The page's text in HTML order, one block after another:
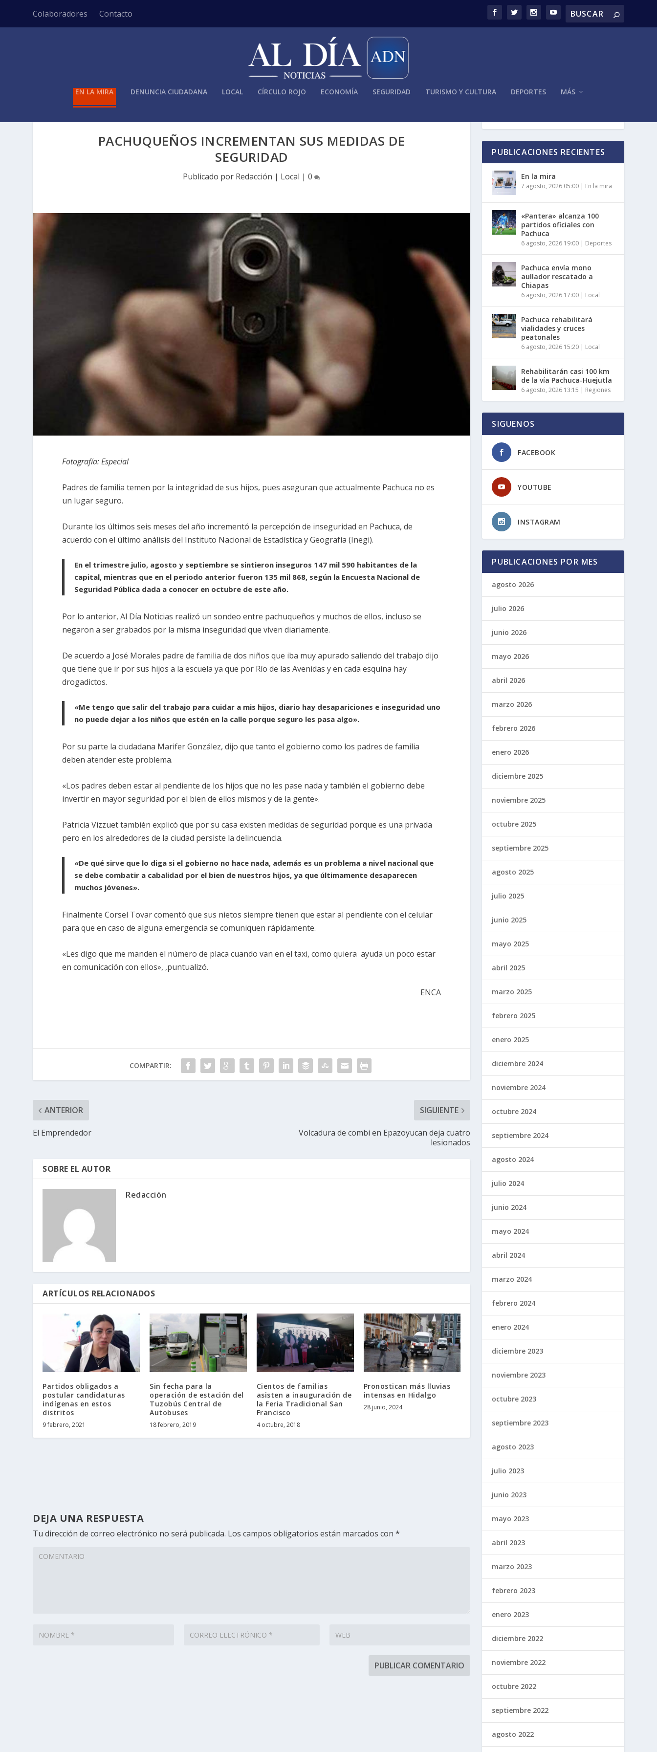
Colaboradores Contacto
EN LA MIRA DENUNCIA CIUDADANA LOCAL CÍRCULO ROJO ECONOMÍA SEGURIDAD TURISMO Y CULTURA DEPORTES MÁS
PACHUQUEÑOS INCREMENTAN SUS MEDIDAS DE
SEGURIDAD
Publicado por Redacción | Local |0
Fotografía: Especial
Padres de familia temen por la integridad de sus hijos, pues aseguran que actualmente Pachuca no es
un lugar seguro.
Durante los últimos seis meses del año incrementó la percepción de inseguridad en Pachuca, de
acuerdo con el último análisis del Instituto Nacional de Estadística y Geografía (Inegi).
En el trimestre julio, agosto y septiembre se sintieron inseguros 147 mil 590 habitantes de la
capital, mientras que en el periodo anterior fueron 135 mil 868, según la Encuesta Nacional de
Seguridad Pública dada a conocer en octubre de este año.
Por lo anterior, Al Día Noticias realizó un sondeo entre pachuqueños y muchos de ellos, incluso se
negaron a ser grabados por la misma inseguridad que viven diariamente.
De acuerdo a José Morales padre de familia de dos niños que iba muy apurado saliendo del trabajo dijo
que tiene que ir por sus hijos a la escuela ya que por Río de las Avenidas y en cada esquina hay
drogadictos.
«Me tengo que salir del trabajo para cuidar a mis hijos, diario hay desapariciones e inseguridad uno
no puede dejar a los niños que estén en la calle porque seguro les pasa algo».
Por su parte la ciudadana Marifer González, dijo que tanto el gobierno como los padres de familia
deben atender este problema.
«Los padres deben estar al pendiente de los hijos que no les pase nada y también el gobierno debe
invertir en mayor seguridad por el bien de ellos mismos y de la gente».
Patricia Vizzuet también explicó que por su casa existen medidas de seguridad porque es una privada
pero en los alrededores de la ciudad persiste la delincuencia.
«De qué sirve que lo diga si el gobierno no hace nada, además es un problema a nivel nacional que
se debe combatir a cabalidad por el bien de nuestros hijos, ya que últimamente desaparecen
muchos jóvenes».
Finalmente Corsel Tovar comentó que sus nietos siempre tienen que estar al pendiente con el celular
para que en caso de alguna emergencia se comuniquen rápidamente.
«Les digo que me manden el número de placa cuando van en el taxi, como quiera ayuda un poco estar
en comunicación con ellos», ,puntualizó.
ENCA
COMPARTIR:
ANTERIOR
El Emprendedor
SIGUIENTE
Volcadura de combi en Epazoyucan deja cuatro
lesionados
SOBRE EL AUTOR
Redacción
ARTÍCULOS RELACIONADOS
Partidos obligados a
postular candidaturas
indígenas en estos
distritos
9 febrero, 2021
Sin fecha para la
operación de estación del
Tuzobús Central de
Autobuses
18 febrero, 2019
Cientos de familias
asisten a inauguración de
la Feria Tradicional San
Francisco
4 octubre, 2018
Pronostican más lluvias
intensas en Hidalgo
28 junio, 2024
DEJA UNA RESPUESTA
Tu dirección de correo electrónico no será publicada. Los campos obligatorios están marcados con*
PUBLICACIONES RECIENTES
En la mira
7 agosto, 2026 05:00 | En la mira
«Pantera» alcanza 100
partidos oficiales con
Pachuca
6 agosto, 2026 19:00 | Deportes
Pachuca envía mono
aullador rescatado a
Chiapas
6 agosto, 2026 17:00 | Local
Pachuca rehabilitará
vialidades y cruces
peatonales
6 agosto, 2026 15:20 | Local
Rehabilitarán casi 100 km
de la vía Pachuca-Huejutla
6 agosto, 2026 13:15 | Regiones
SIGUENOS
FACEBOOK
YOUTUBE
INSTAGRAM
PUBLICACIONES POR MES
agosto 2026
julio 2026
junio 2026
mayo 2026
abril 2026
marzo 2026
febrero 2026
enero 2026
diciembre 2025
noviembre 2025
octubre 2025
septiembre 2025
agosto 2025
julio 2025
junio 2025
mayo 2025
abril 2025
marzo 2025
febrero 2025
enero 2025
diciembre 2024
noviembre 2024
octubre 2024
septiembre 2024
agosto 2024
julio 2024
junio 2024
mayo 2024
abril 2024
marzo 2024
febrero 2024
enero 2024
diciembre 2023
noviembre 2023
octubre 2023
septiembre 2023
agosto 2023
julio 2023
junio 2023
mayo 2023
abril 2023
marzo 2023
febrero 2023
enero 2023
diciembre 2022
noviembre 2022
octubre 2022
septiembre 2022
agosto 2022